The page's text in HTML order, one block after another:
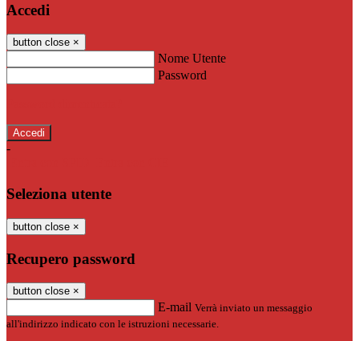
Accedi
button close ×
Nome Utente
Password
-
Seleziona utente
button close ×
Recupero password
button close ×
E-mail Verrà inviato un messaggio
all'indirizzo indicato con le istruzioni necessarie.